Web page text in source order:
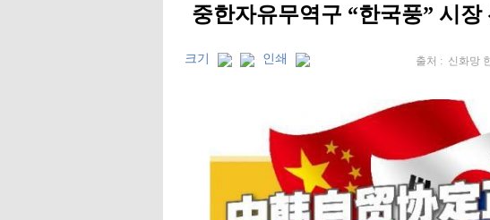
중한자유무역구 “한국풍” 시
크기 인쇄 출처 : 신화망